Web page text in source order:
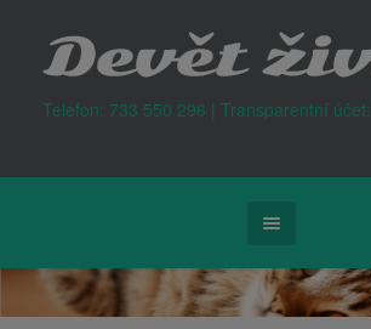
Telefon: 733 550 296 | Transparentní účet: